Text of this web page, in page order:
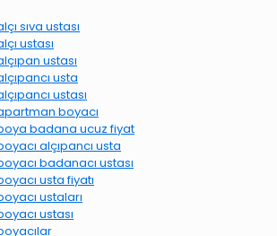
sıva ustası
ustası
ustası
usta
ustası
boyacı
badana ucuz fiyat
alçıpancı usta
badanacı ustası
usta fiyatı
ustaları
ustası